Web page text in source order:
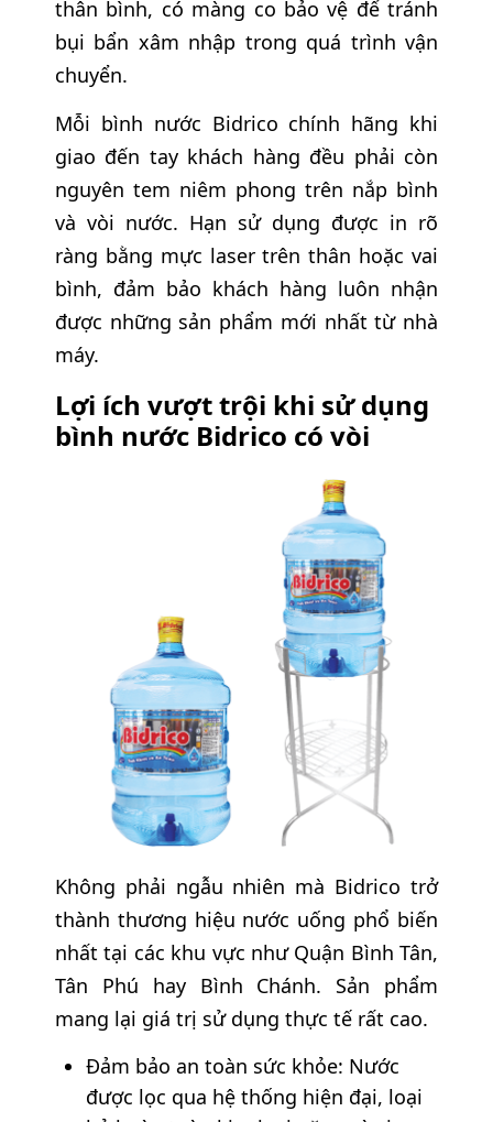
thân bình, có màng co bảo vệ để tránh
bụi bẩn xâm nhập trong quá trình vận
chuyển.
Mỗi bình nước Bidrico chính hãng khi
giao đến tay khách hàng đều phải còn
nguyên tem niêm phong trên nắp bình
và vòi nước. Hạn sử dụng được in rõ
ràng bằng mực laser trên thân hoặc vai
bình, đảm bảo khách hàng luôn nhận
được những sản phẩm mới nhất từ nhà
máy.
Lợi ích vượt trội khi sử dụng
bình nước Bidrico có vòi
Không phải ngẫu nhiên mà Bidrico trở
thành thương hiệu nước uống phổ biến
nhất tại các khu vực như Quận Bình Tân,
Tân Phú hay Bình Chánh. Sản phẩm
mang lại giá trị sử dụng thực tế rất cao.
Đảm bảo an toàn sức khỏe: Nước
được lọc qua hệ thống hiện đại, loại